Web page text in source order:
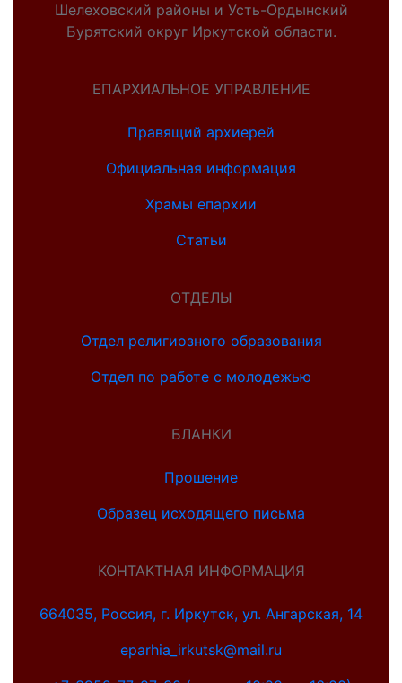
Шелеховский районы и Усть-Ордынский
Бурятский округ Иркутской области.
ЕПАРХИАЛЬНОЕ УПРАВЛЕНИЕ
Правящий архиерей
Официальная информация
Храмы епархии
Статьи
ОТДЕЛЫ
Отдел религиозного образования
Отдел по работе с молодежью
БЛАНКИ
Прошение
Образец исходящего письма
КОНТАКТНАЯ ИНФОРМАЦИЯ
664035, Россия, г. Иркутск, ул. Ангарская, 14
eparhia_irkutsk@mail.ru